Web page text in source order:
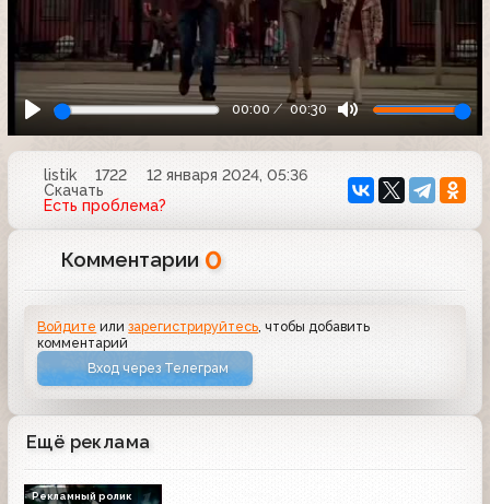
00:00 00:30
listik 1722
12 января 2024, 05:36
Скачать
Есть проблема?
Комментарии 0
Войдите илизарегистрируйтесь , чтобы добавить
комментарий
Вход через Телеграм
Ещё реклама
Рекламный ролик